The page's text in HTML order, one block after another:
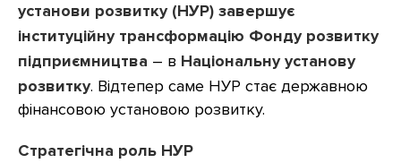
установи розвитку (НУР) завершує
інституційну трансформацію Фонду розвитку
підприємництва – в Національну установу
розвитку. Відтепер саме НУР стає державною
фінансовою установою розвитку.
Стратегічна роль НУР